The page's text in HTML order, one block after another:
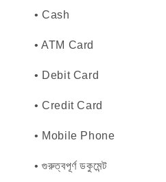
• Cash
• ATM Card
• Debit Card
• Credit Card
• Mobile Phone
• গুরুত্বপূর্ণ ডকুমেন্ট